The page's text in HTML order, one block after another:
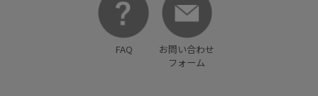
FAQ
お問い合わせ
フォーム